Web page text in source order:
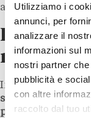
Utilizziamo i
annunci, per
analizzare il
informazioni sul
nostri partner
pubblicità e
con altre
raccolto dal tuo
all’innovazione
In questo
strumento
perdere coerenza